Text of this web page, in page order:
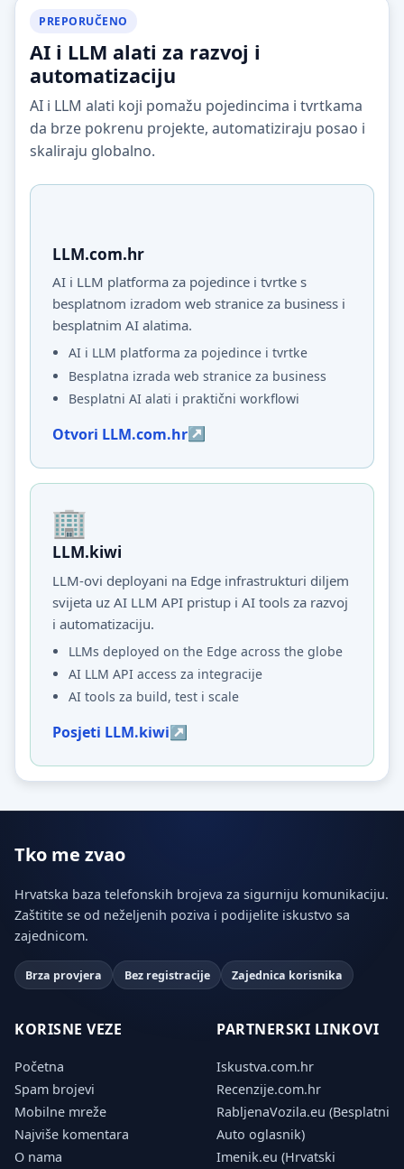
PREPORUČENO
AI i LLM alati za razvoj i
automatizaciju
AI i LLM alati koji pomažu pojedincima i tvrtkama
da brze pokrenu projekte, automatiziraju posao i
skaliraju globalno.
LLM.com.hr
AI i LLM platforma za pojedince i tvrtke s
besplatnom izradom web stranice za business i
besplatnim AI alatima.
AI i LLM platforma za pojedince i tvrtke
Besplatna izrada web stranice za business
Besplatni AI alati i praktični workflowi
Otvori LLM.com.hr
LLM.kiwi
LLM-ovi deployani na Edge infrastrukturi diljem
svijeta uz AI LLM API pristup i AI tools za razvoj
i automatizaciju.
LLMs deployed on the Edge across the globe
AI LLM API access za integracije
AI tools za build, test i scale
Posjeti LLM.kiwi
Tko me zvao
Hrvatska baza telefonskih brojeva za sigurniju komunikaciju.
Zaštitite se od neželjenih poziva i podijelite iskustvo sa
zajednicom.
Brza provjera Bez registracije Zajednica korisnika
KORISNE VEZE
Početna
Spam brojevi
Mobilne mreže
Najviše komentara
O nama
PARTNERSKI LINKOVI
Iskustva.com.hr
Recenzije.com.hr
RabljenaVozila.eu (Besplatni
Auto oglasnik)
Imenik.eu (Hrvatski